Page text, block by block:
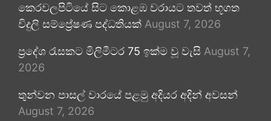
කෙරවලපිටියේ සිට කොළඹ වරායට තවත් භූගත
විදුලි සම්ප්‍රේෂණ පද්ධතියක් August 7, 2026
ප්‍රදේශ රැසකට මිලිමීටර 75 ඉක්ම වූ වැසි August 7,
2026
තුන්වන පාසල් වාරයේ පළමු අදියර අදින් අවසන්
August 7, 2026